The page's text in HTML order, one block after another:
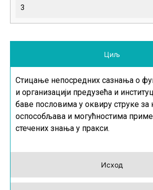
3
Циљ
Исход
Стицање непосредних сазнања о
и организацији предузећа и
баве пословима у оквиру струке за
оспособљава и могућностима
стечених знања у пракси.